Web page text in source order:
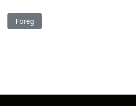
Föregående artikel: Dags för
Föreg